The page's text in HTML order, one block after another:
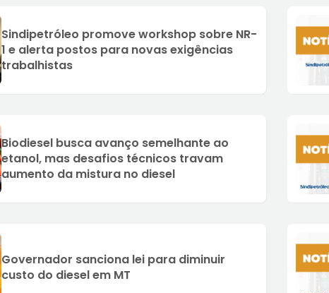
Sindipetróleo promove workshop sobre NR-
1 e alerta postos para novas exigências
trabalhistas
Biodiesel busca avanço semelhante ao
etanol, mas desafios técnicos travam
aumento da mistura no diesel
Governador sanciona lei para diminuir
custo do diesel em MT